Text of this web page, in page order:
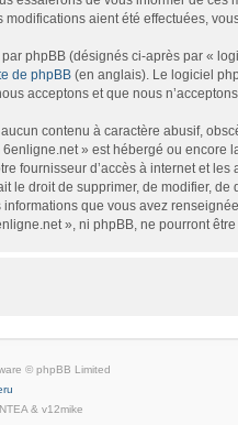
aient été effectuées,
phpBB (désignés ci-après par «
de phpBB (en anglais). Le logiciel
acceptons et que nous
contenu à caractère abusif,
» est hébergé ou
fournisseur d’accès à internet et
le droit de supprimer, de modifier,
que vous avez
», ni phpBB, ne pourront
© phpBB Limited
& v12mike